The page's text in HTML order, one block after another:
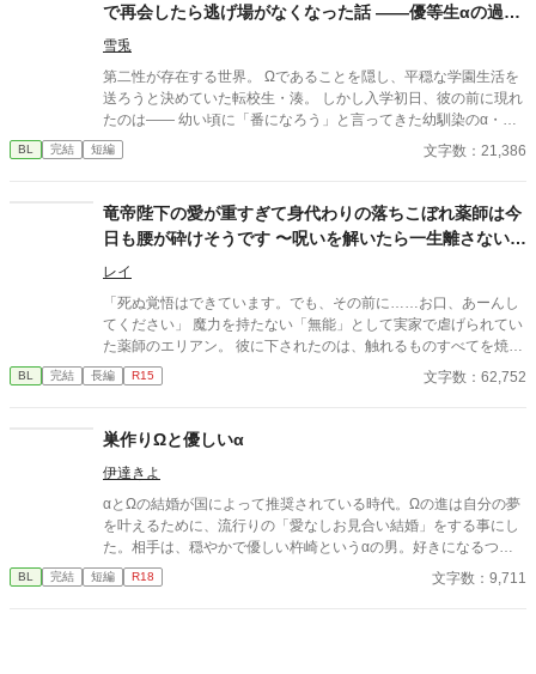
で再会したら逃げ場がなくなった話 ――優等生αの過保
護な束縛は恋か支配か
雪兎
第二性が存在する世界。 Ωであることを隠し、平穏な学園生活を
送ろうと決めていた転校生・湊。 しかし入学初日、彼の前に現れ
たのは―― 幼い頃に「番になろう」と言ってきた幼馴染のα・蓮
だった。 成績優秀、容姿端麗、生徒から絶大な信頼を集める完璧
なα。 だが湊だけが知っている。 彼が異常なほど執着深いこと
るだけだよ」 座席、時間割、交友関係、体調管理。 いつの間にか
整えられていく環境。 逃げ場のない距離。 番を拒みたいΩと、手
放す気のないα。 これは保護か、それとも束縛か。 閉じた学園の
中で、二人の関係は静かに歪み始める――。
BL 完結 短編 文字数：21,386
竜帝陛下の愛が重すぎて身代わりの落ちこぼれ薬師は今
日も腰が砕けそうです 〜呪いを解いたら一生離さないと
宣言されました〜
レイ
「死ぬ覚悟はできています。でも、その前に……お口、あーんし
てください」 魔力を持たない「無能」として実家で虐げられてい
た薬師のエリアン。 彼に下されたのは、触れるものすべてを焼き
尽くす「死の竜帝」ヴァレリウスへの、身代わりの婚姻だった。
BL 完結 長編 R15 文字数：62,752
巣作りΩと優しいα
伊達きよ
αとΩの結婚が国によって推奨されている時代。Ωの進は自分の夢
を叶えるために、流行りの「愛なしお見合い結婚」をする事にし
た。相手は、穏やかで優しい杵崎というαの男。好きになるつも
りなんてなかったのに、気が付けば杵崎に惹かれていた進。しか
し「愛なし結婚」ゆえにその気持ちを伝えられない。 そんなある
BL 完結 短編 R18 文字数：9,711